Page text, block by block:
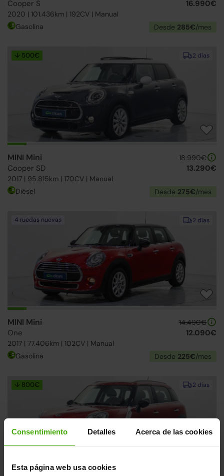
Consentimiento Detalles Acerca de las cookies
Esta página web usa cookies
Cooper S
2020 | 101.436km | 192CV | Manual
16.990€
Gasolina Desde 285€/mes
2 días
↓ 500€
MINI Mini
Cooper SD
2017 | 95.815km | 170CV | Manual
18.990€
13.290€
Diésel Desde 275€/mes
2 días
4 ruedas nuevas
MINI Mini
One
2017 | 77.406km | 102CV | Manual
14.490€
12.090€
Gasolina Desde 225€/mes
2 días
↓ 800€